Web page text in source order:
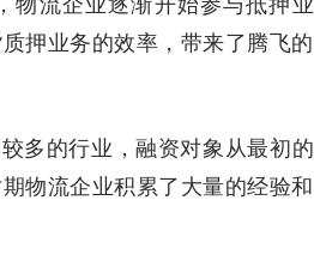
押业务的效率，带来了腾飞的
多的行业，融资对象从最初的
物流企业积累了大量的经验和